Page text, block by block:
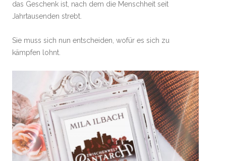
das Geschenk ist, nach dem die Menschheit seit
Jahrtausenden strebt.
Sie muss sich nun entscheiden, wofür es sich zu
kämpfen lohnt.